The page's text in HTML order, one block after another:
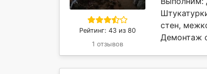
Рейтинг: 43 из 80
1 отзывов
стен,
Демонтаж